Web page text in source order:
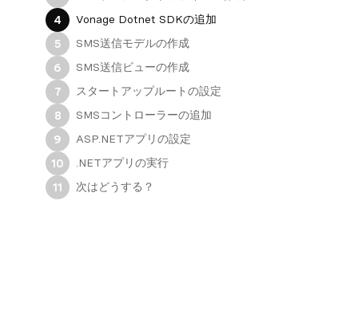
4
Vonage Dotnet SDKの追加
5
SMS送信モデルの作成
6
SMS送信ビューの作成
7
スタートアップルートの設定
8
SMSコントローラーの追加
9
ASP.NETアプリの設定
10
.NETアプリの実行
11
次はどうする？